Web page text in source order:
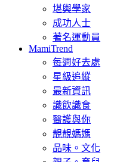
堪輿學家
成功人士
著名運動員
MamiTrend
每週好去處
星級追縱
最新資訊
識飲識食
醫護與你
靚靚媽媽
品味。文化